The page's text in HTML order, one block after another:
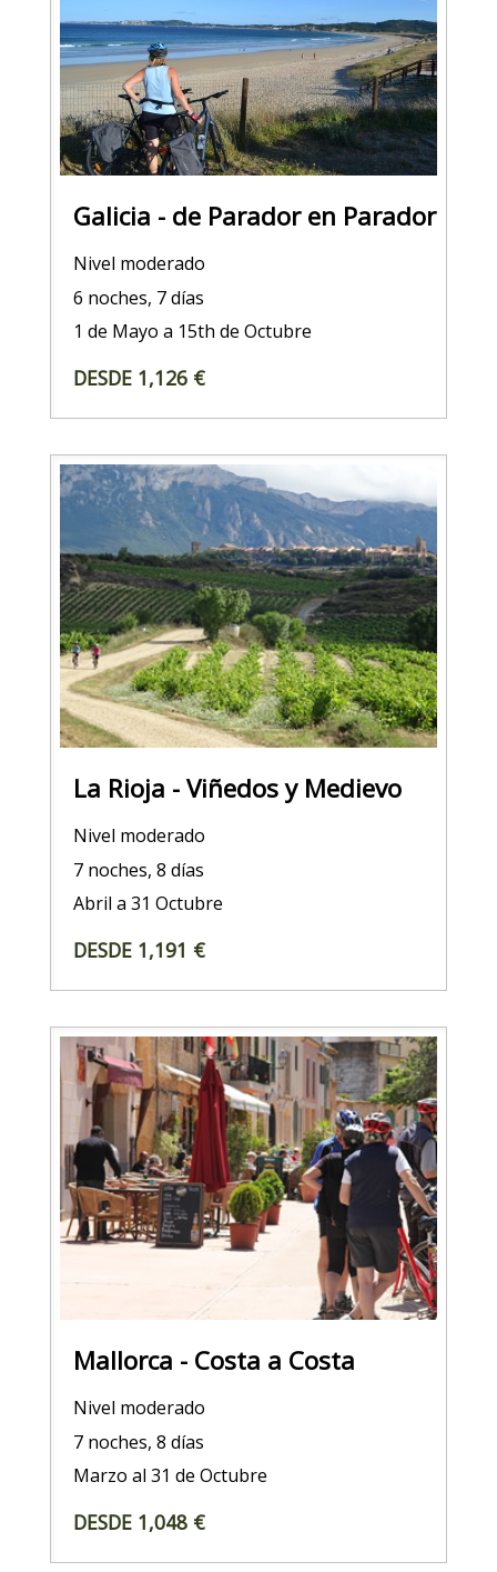
Galicia - de Parador en Parador
Nivel moderado
6 noches, 7 días
1 de Mayo a 15th de Octubre
DESDE 1,126 €
La Rioja - Viñedos y Medievo
Nivel moderado
7 noches, 8 días
Abril a 31 Octubre
DESDE 1,191 €
Mallorca - Costa a Costa
Nivel moderado
7 noches, 8 días
Marzo al 31 de Octubre
DESDE 1,048 €